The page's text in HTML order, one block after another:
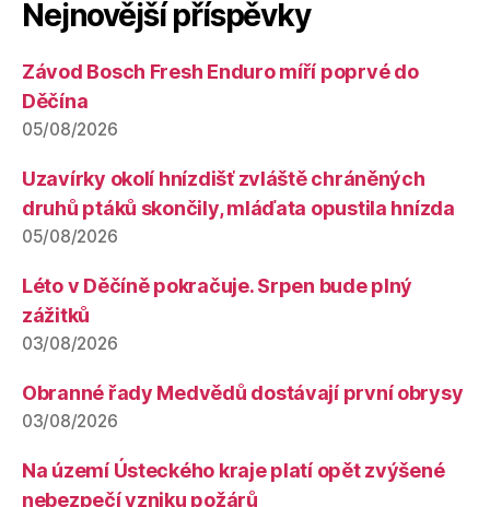
Nejnovější příspěvky
Závod Bosch Fresh Enduro míří poprvé do
Děčína
05/08/2026
Uzavírky okolí hnízdišť zvláště chráněných
druhů ptáků skončily, mláďata opustila hnízda
05/08/2026
Léto v Děčíně pokračuje. Srpen bude plný
zážitků
03/08/2026
Obranné řady Medvědů dostávají první obrysy
03/08/2026
Na území Ústeckého kraje platí opět zvýšené
nebezpečí vzniku požárů